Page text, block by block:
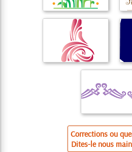
Corrections ou
Dites-le nous